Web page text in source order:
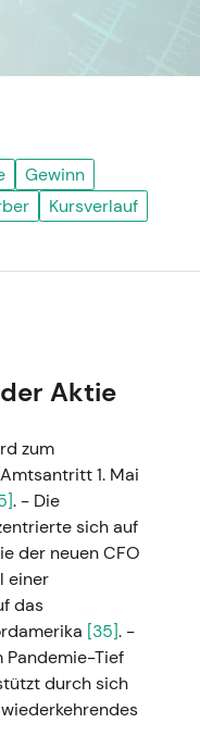
Gewinn
Kursverlauf
Aktie
zum
1. Mai
. - Die
sich auf
der neuen CFO
einer
das
[35]. -
Pandemie-Tief
durch sich